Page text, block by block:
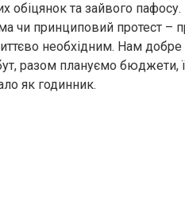
обіцянок та зайвого
чи принциповий протест –
необхідним. Нам добре
разом плануємо бюджети,
як годинник.